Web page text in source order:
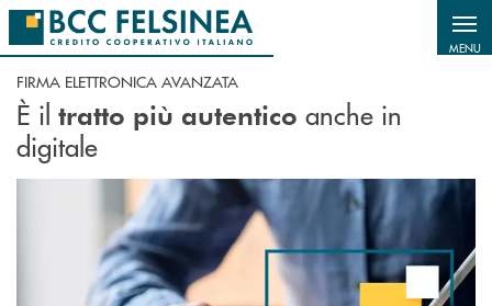
Salta al contenuto principale
MENU
FIRMA ELETTRONICA AVANZATA
È il tratto più autentico anche in
digitale